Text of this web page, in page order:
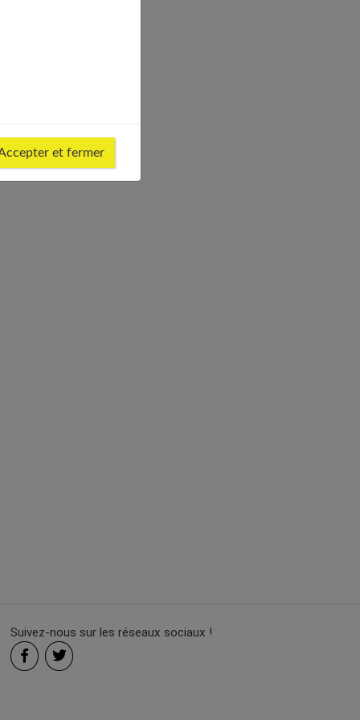
Suivez-nous sur les réseaux sociaux !
et fermer